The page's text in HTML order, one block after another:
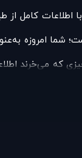
کامل از
شما امروزه
که می‌خرند
از